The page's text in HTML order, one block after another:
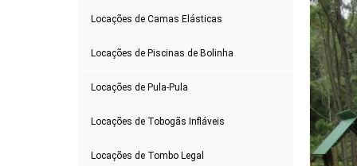
Locações de Camas Elásticas
Locações de Piscinas de Bolinha
Locações de Pula-Pula
Locações de Tobogãs Infláveis
Locações de Tombo Legal